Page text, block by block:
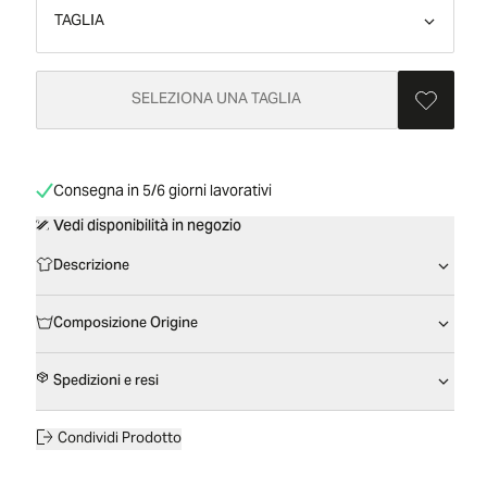
TAGLIA
SELEZIONA UNA TAGLIA
Consegna in 5/6 giorni lavorativi
Vedi disponibilità in negozio
Descrizione
Composizione Origine
Spedizioni e resi
Condividi Prodotto